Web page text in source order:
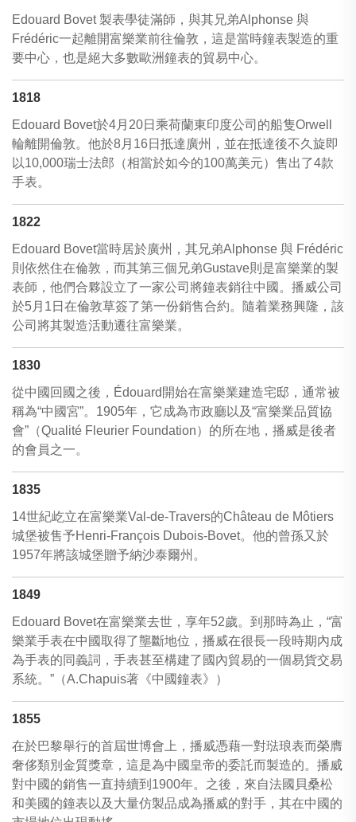
Edouard Bovet 製表學徒滿師，與其兄弟Alphonse 與
Frédéric一起離開富樂業前往倫敦，這是當時鐘表製造的重
要中心，也是絕大多數歐洲鐘表的貿易中心。
1818
Edouard Bovet於4月20日乘荷蘭東印度公司的船隻Orwell
輪離開倫敦。他於8月16日抵達廣州，並在抵達後不久旋即
以10,000瑞士法郎（相當於如今的100萬美元）售出了4款
手表。
1822
Edouard Bovet當時居於廣州，其兄弟Alphonse 與 Frédéric
則依然住在倫敦，而其第三個兄弟Gustave則是富樂業的製
表師，他們合夥設立了一家公司將鐘表銷往中國。播威公司
於5月1日在倫敦草簽了第一份銷售合約。隨着業務興隆，該
公司將其製造活動遷往富樂業。
1830
從中國回國之後，Édouard開始在富樂業建造宅邸，通常被
稱為“中國宮”。1905年，它成為市政廳以及“富樂業品質協
會”（Qualité Fleurier Foundation）的所在地，播威是後者
的會員之一。
1835
14世紀屹立在富樂業Val-de-Travers的Château de Môtiers
城堡被售予Henri-François Dubois-Bovet。他的曾孫又於
1957年將該城堡贈予納沙泰爾州。
1849
Edouard Bovet在富樂業去世，享年52歲。到那時為止，“富
樂業手表在中國取得了壟斷地位，播威在很長一段時期內成
為手表的同義詞，手表甚至構建了國內貿易的一個易貨交易
系統。”（A.Chapuis著《中國鐘表》）
1855
在於巴黎舉行的首屆世博會上，播威憑藉一對琺琅表而榮膺
奢侈類別金質獎章，這是為中國皇帝的委託而製造的。播威
對中國的銷售一直持續到1900年。之後，來自法國貝桑松
和美國的鐘表以及大量仿製品成為播威的對手，其在中國的